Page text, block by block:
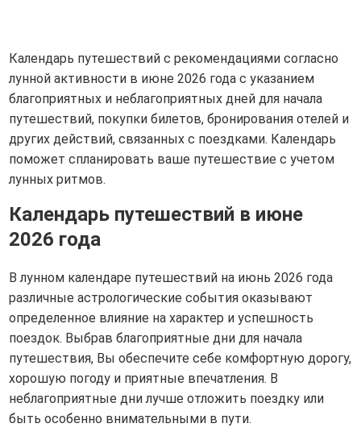
Календарь путешествий с рекомендациями согласно
лунной активности в июне 2026 года с указанием
благоприятных и неблагоприятных дней для начала
путешествий, покупки билетов, бронирования отелей и
других действий, связанных с поездками. Календарь
поможет спланировать ваше путешествие с учетом
лунных ритмов.
Календарь путешествий в июне
2026 года
В лунном календаре путешествий на июнь 2026 года
различные астрологические события оказывают
определенное влияние на характер и успешность
поездок. Выбрав благоприятные дни для начала
путешествия, Вы обеспечите себе комфортную дорогу,
хорошую погоду и приятные впечатления. В
неблагоприятные дни лучше отложить поездку или
быть особенно внимательными в пути.